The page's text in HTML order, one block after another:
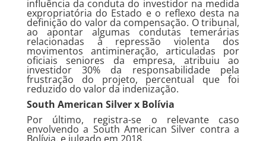
influência da conduta do investidor na medida
expropriatória do Estado e o reflexo desta na
definição do valor da compensação. O tribunal,
ao apontar algumas condutas temerárias
relacionadas à repressão violenta dos
movimentos antimineração, articuladas por
oficiais seniores da empresa, atribuiu ao
investidor 30% da responsabilidade pela
frustração do projeto, percentual que foi
reduzido do valor da indenização.
South American Silver x Bolívia
Por último, registra-se o relevante caso
envolvendo a South American Silver contra a